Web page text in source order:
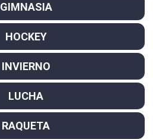
GIMNASIA
HOCKEY
INVIERNO
LUCHA
RAQUETA